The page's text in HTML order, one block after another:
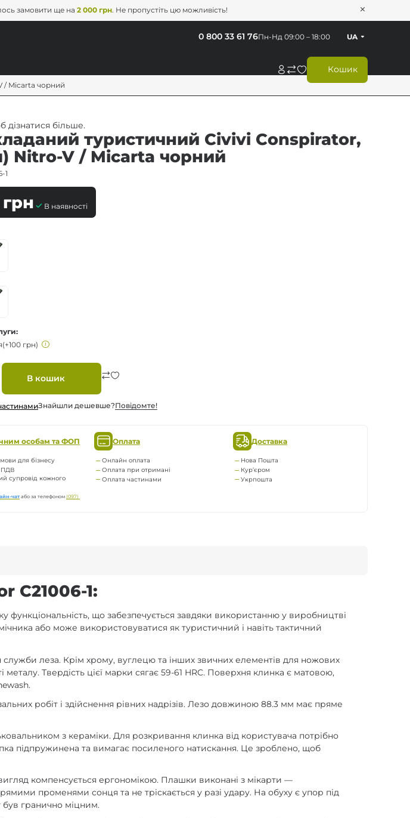
замовити ще на2 000 грн. Не пропустіть цю можливість!
Кошик
Пн-Нд 09:00 – 18:00
0 800 33 61 76 UA
/ Micarta чорний
більше.
туристичний Civivi Conspirator,
Nitro-V / Micarta чорний
1
грн В наявності
(+100 грн)
В кошик
Знайшли дешевше?Повiдомте!
особам та ФОП
для бізнесу
ПДВ
супровід кожного
чат або за телефоном(097)
Оплата
Онлайн оплата
Оплата при отримані
Оплата частинами
Доставка
Нова Пошта
Кур’єром
Укрпошта
C21006-1:
що забезпечується завдяки використанню у виробництві
або може використовуватися як туристичний і навіть тактичний
леза. Крім хрому, вуглецю та інших звичних елементів для ножових
Твердість цієї марки сягає 59-61 HRC. Поверхня клинка є матовою,
робіт і здійснення рівних надрізів. Лезо довжиною 88.3 мм має пряме
з кераміки. Для розкривання клинка від користувача потрібно
підпружинена та вимагає посиленого натискання. Це зроблено, щоб
компенсується ергономікою. Плашки виконані з мікарти —
променями сонця та не тріскається у разі удару. На обуху є упор під
був гранично міцним.